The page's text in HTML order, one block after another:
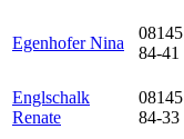
Egenhofer Nina
08145
84-41
Englschalk
Renate
08145
84-33